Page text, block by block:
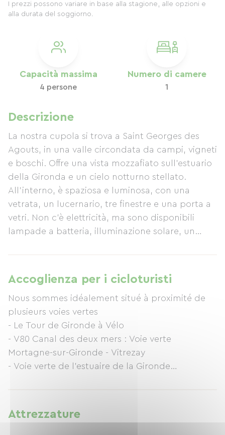
Capacità massima
4 persone
Numero di camere
1
Descrizione
La nostra cupola si trova a Saint Georges des
Agouts, in una valle circondata da campi, vigneti
e boschi. Offre una vista mozzafiato sull'estuario
della Gironda e un cielo notturno stellato.
All'interno, è spaziosa e luminosa, con una
vetrata, un lucernario, tre finestre e una porta a
vetri. Non c'è elettricità, ma sono disponibili
lampade a batteria, illuminazione solare, un
vetri è dotata di zanzariera. I servizi igienici e le
docce calde si trovano a 20 metri di distanza. A
vostra disposizione anche una cucina esterna, un
frigorifero e un barbecue. La cupola dispone di
un letto matrimoniale con vista sulla valle e offre
un ambiente ideale per l'osservazione della
fauna selvatica. Nelle vicinanze, potrete visitare
luoghi come Bordeaux, La Rochelle, i castelli del
Accoglienza per i cicloturisti
Nous sommes idéalement situé à proximité de
plusieurs voies vertes
- Le Tour de Gironde à Vélo
- V80 Canal des deux mers : Voie verte
Mortagne-sur-Gironde - Vitrezay
- Voie verte de l'estuaire de la Gironde
Attrezzature
I prezzi possono variare in base alla stagione, alle opzioni e
alla durata del soggiorno.